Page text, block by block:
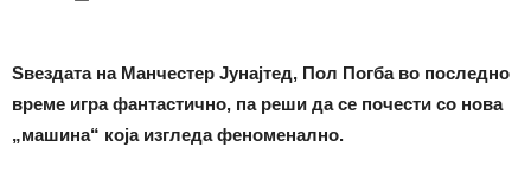
Ѕвездата на Манчестер Јунајтед, Пол Погба во последно
време игра фантастично, па реши да се почести со нова
„машина“ која изгледа феноменално.